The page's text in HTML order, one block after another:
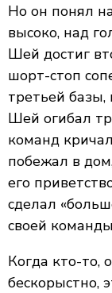
Но он понял
высоко, над
Шей достиг
шорт-стоп
третьей базы,
Шей огибал
команд
побежал в
его
сделал
своей
Когда кто-то,
бескорыстно,